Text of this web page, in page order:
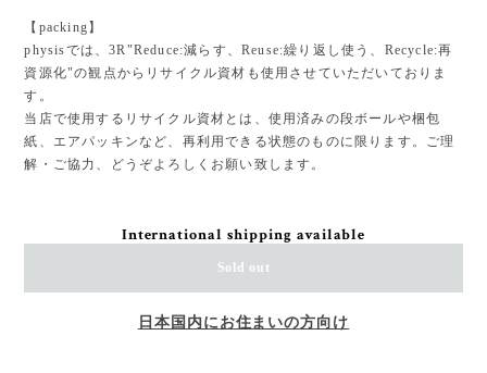
【packing】
physisでは、3R"Reduce:減らす、Reuse:繰り返し使う、Recycle:再
資源化"の観点からリサイクル資材も使用させていただいておりま
す。
当店で使用するリサイクル資材とは、使用済みの段ボールや梱包
紙、エアパッキンなど、再利用できる状態のものに限ります。ご理
解・ご協力、どうぞよろしくお願い致します。
International shipping available
Sold out
日本国内にお住まいの方向け